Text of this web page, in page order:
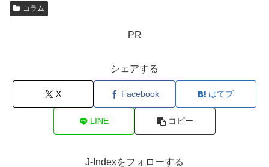
コラム
PR
シェアする
X Facebook はてブ
LINE コピー
J-Indexをフォローする